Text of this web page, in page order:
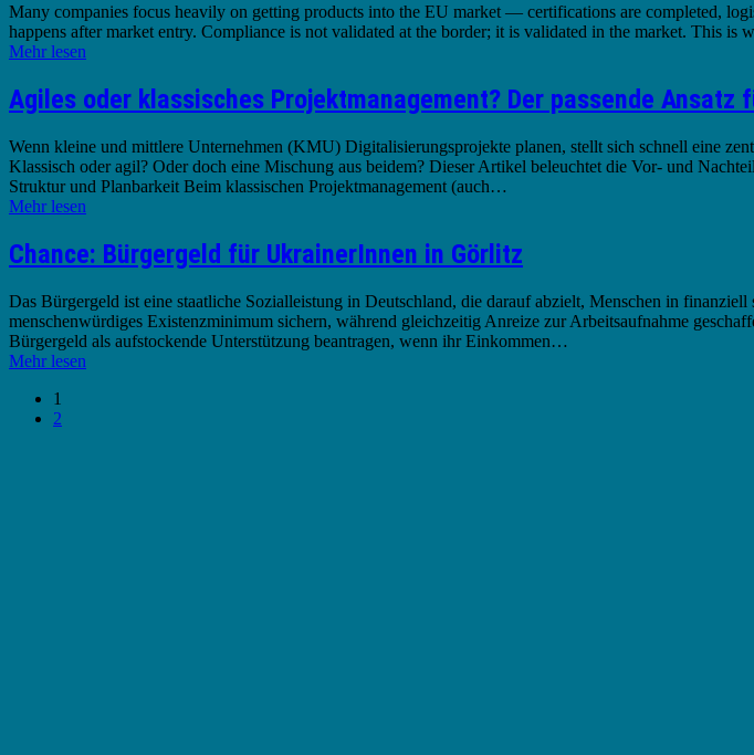
Many companies focus heavily on getting products into the EU market — certifications are completed,
happens after market entry. Compliance is not validated at the border; it is validated in the market. This
Mehr lesen
Agiles oder klassisches Projektmanagement? Der passende Ansatz
Wenn kleine und mittlere Unternehmen (KMU) Digitalisierungsprojekte planen, stellt sich schnell eine
Klassisch oder agil? Oder doch eine Mischung aus beidem? Dieser Artikel beleuchtet die Vor- und
Struktur und Planbarkeit Beim klassischen Projektmanagement (auch…
Mehr lesen
Chance: Bürgergeld für UkrainerInnen in Görlitz
Das Bürgergeld ist eine staatliche Sozialleistung in Deutschland, die darauf abzielt, Menschen in
menschenwürdiges Existenzminimum sichern, während gleichzeitig Anreize zur Arbeitsaufnahme
Bürgergeld als aufstockende Unterstützung beantragen, wenn ihr Einkommen…
Mehr lesen
1
2